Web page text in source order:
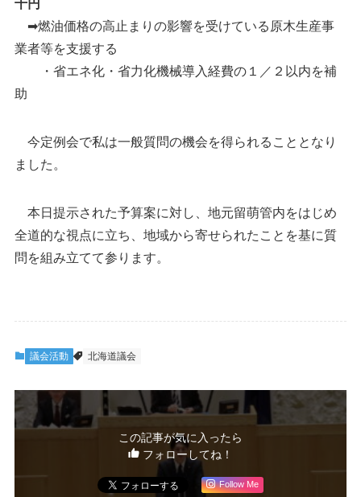
千円
➡燃油価格の高止まりの影響を受けている原木生産事
業者等を支援する
・省エネ化・省力化機械導入経費の１／２以内を補
助
今定例会で私は一般質問の機会を得られることとなり
ました。
本日提示された予算案に対し、地元留萌管内をはじめ
全道的な視点に立ち、地域から寄せられたことを基に質
問を組み立てて参ります。
議会活動 北海道議会
この記事が気に入ったら
フォローしてね！
Follow Me